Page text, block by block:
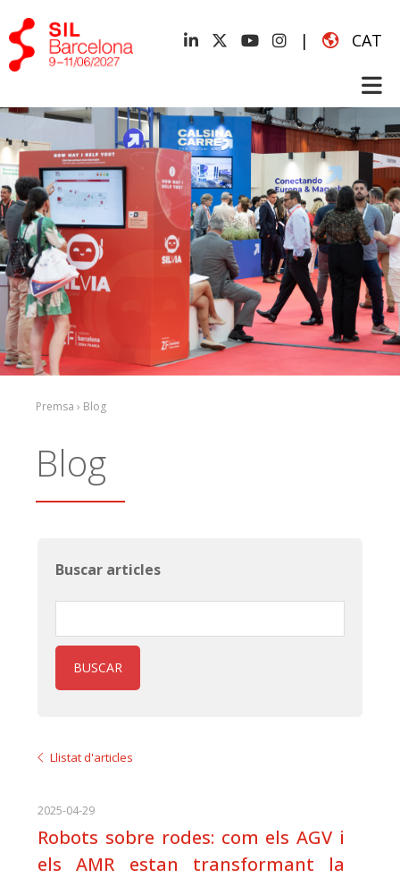
| CAT
Premsa › Blog
Blog
Llistat d'articles
2025-04-29
Robots sobre rodes: com els AGV i
els AMR estan transformant la
Buscar articles
BUSCAR